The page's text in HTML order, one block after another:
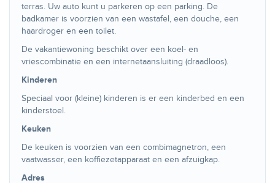
terras. Uw auto kunt u parkeren op een parking. De
badkamer is voorzien van een wastafel, een douche, een
haardroger en een toilet.
De vakantiewoning beschikt over een koel- en
vriescombinatie en een internetaansluiting (draadloos).
Kinderen
Speciaal voor (kleine) kinderen is er een kinderbed en een
kinderstoel.
Keuken
De keuken is voorzien van een combimagnetron, een
vaatwasser, een koffiezetapparaat en een afzuigkap.
Adres